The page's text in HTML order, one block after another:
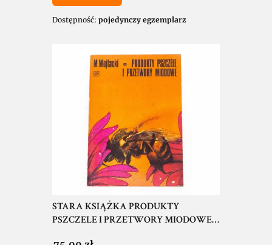
Dostępność: pojedynczy egzemplarz
STARA KSIĄŻKA PRODUKTY
PSZCZELE I PRZETWORY MIODOWE